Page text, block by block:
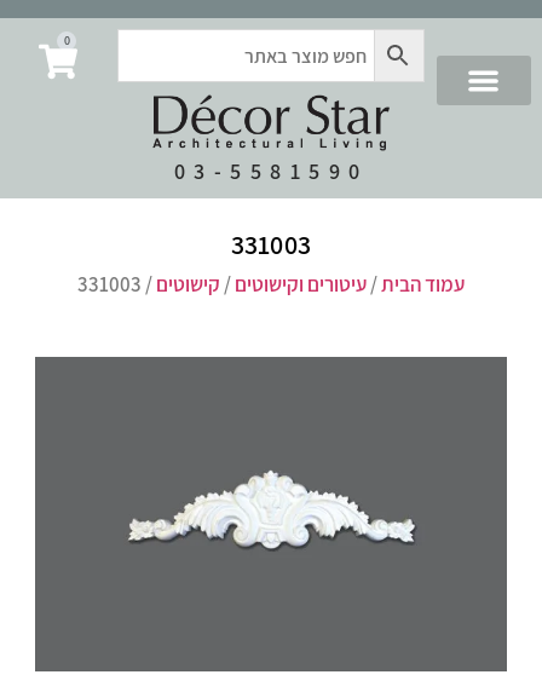
03-5581590
0
331003
עמוד הבית/עיטורים וקישוטים/ קישוטים/ 331003